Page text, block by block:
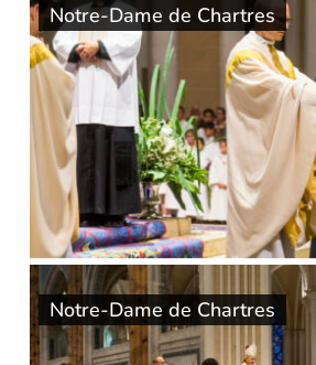
Notre-Dame de Chartres
Notre-Dame de Chartres